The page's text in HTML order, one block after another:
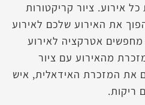
אירוע. ציור קריקטורות
את האירוע שלכם לאירוע
אטרקציה לאירוע
מהאירוע עם ציור
את המזכרת האידאלית, איש
ריקות.